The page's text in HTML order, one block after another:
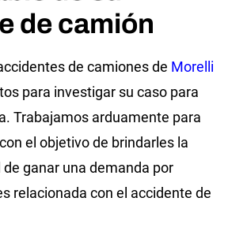
de camión
de camiones de Morelli
para investigar su caso para
Trabajamos arduamente para
el objetivo de brindarles la
ganar una demanda por
relacionada con el accidente de